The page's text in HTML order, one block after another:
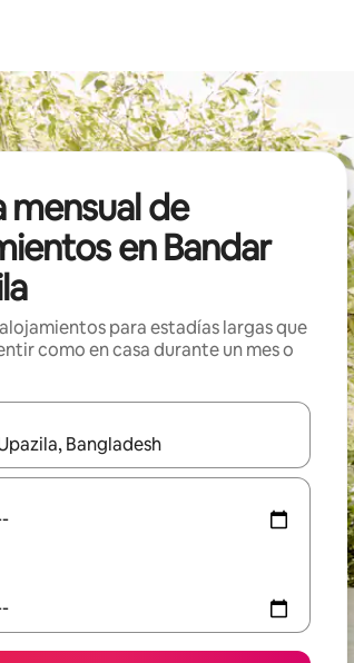
mensual de
en Bandar
para estadías largas que
como en casa durante un mes o
resultados estén disponibles, navega con las